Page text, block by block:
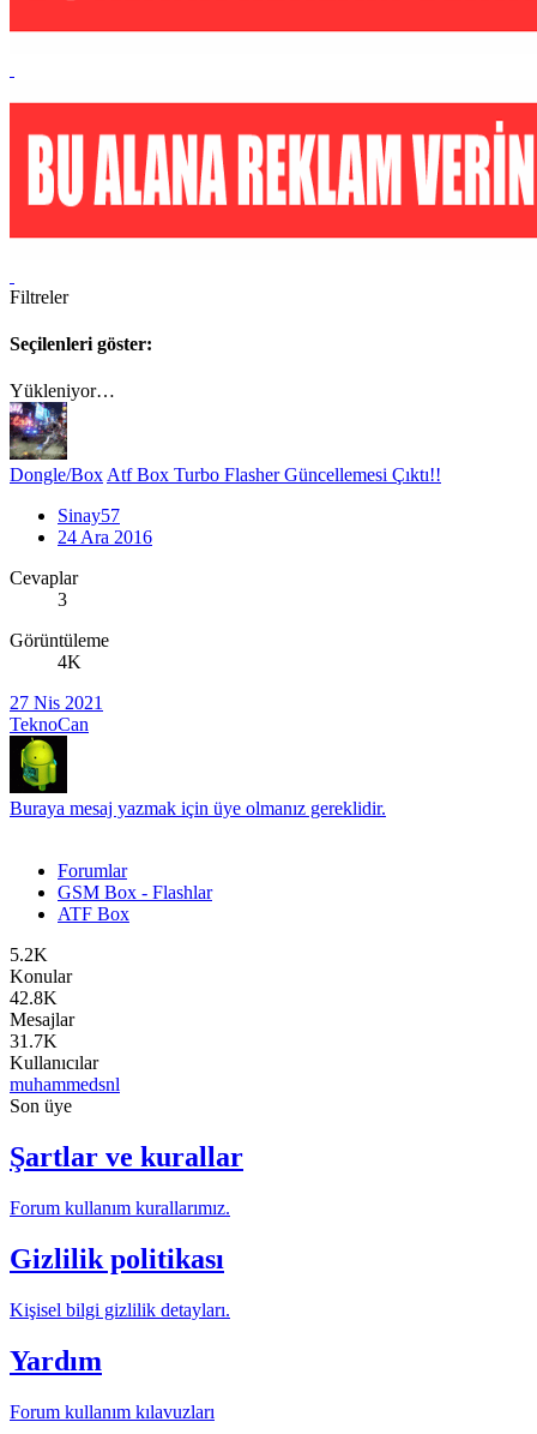
Filtreler
Seçilenleri göster:
Yükleniyor…
Dongle/Box Atf Box Turbo Flasher Güncellemesi Çıktı!!
Sinay57
24 Ara 2016
Cevaplar
3
Görüntüleme
4K
27 Nis 2021
TeknoCan
Buraya mesaj yazmak için üye olmanız gereklidir.
Forumlar
GSM Box - Flashlar
ATF Box
5.2K
Konular
42.8K
Mesajlar
31.7K
Kullanıcılar
muhammedsnl
Son üye
Şartlar ve kurallar
Forum kullanım kurallarımız.
Gizlilik politikası
Kişisel bilgi gizlilik detayları.
Yardım
Forum kullanım kılavuzları